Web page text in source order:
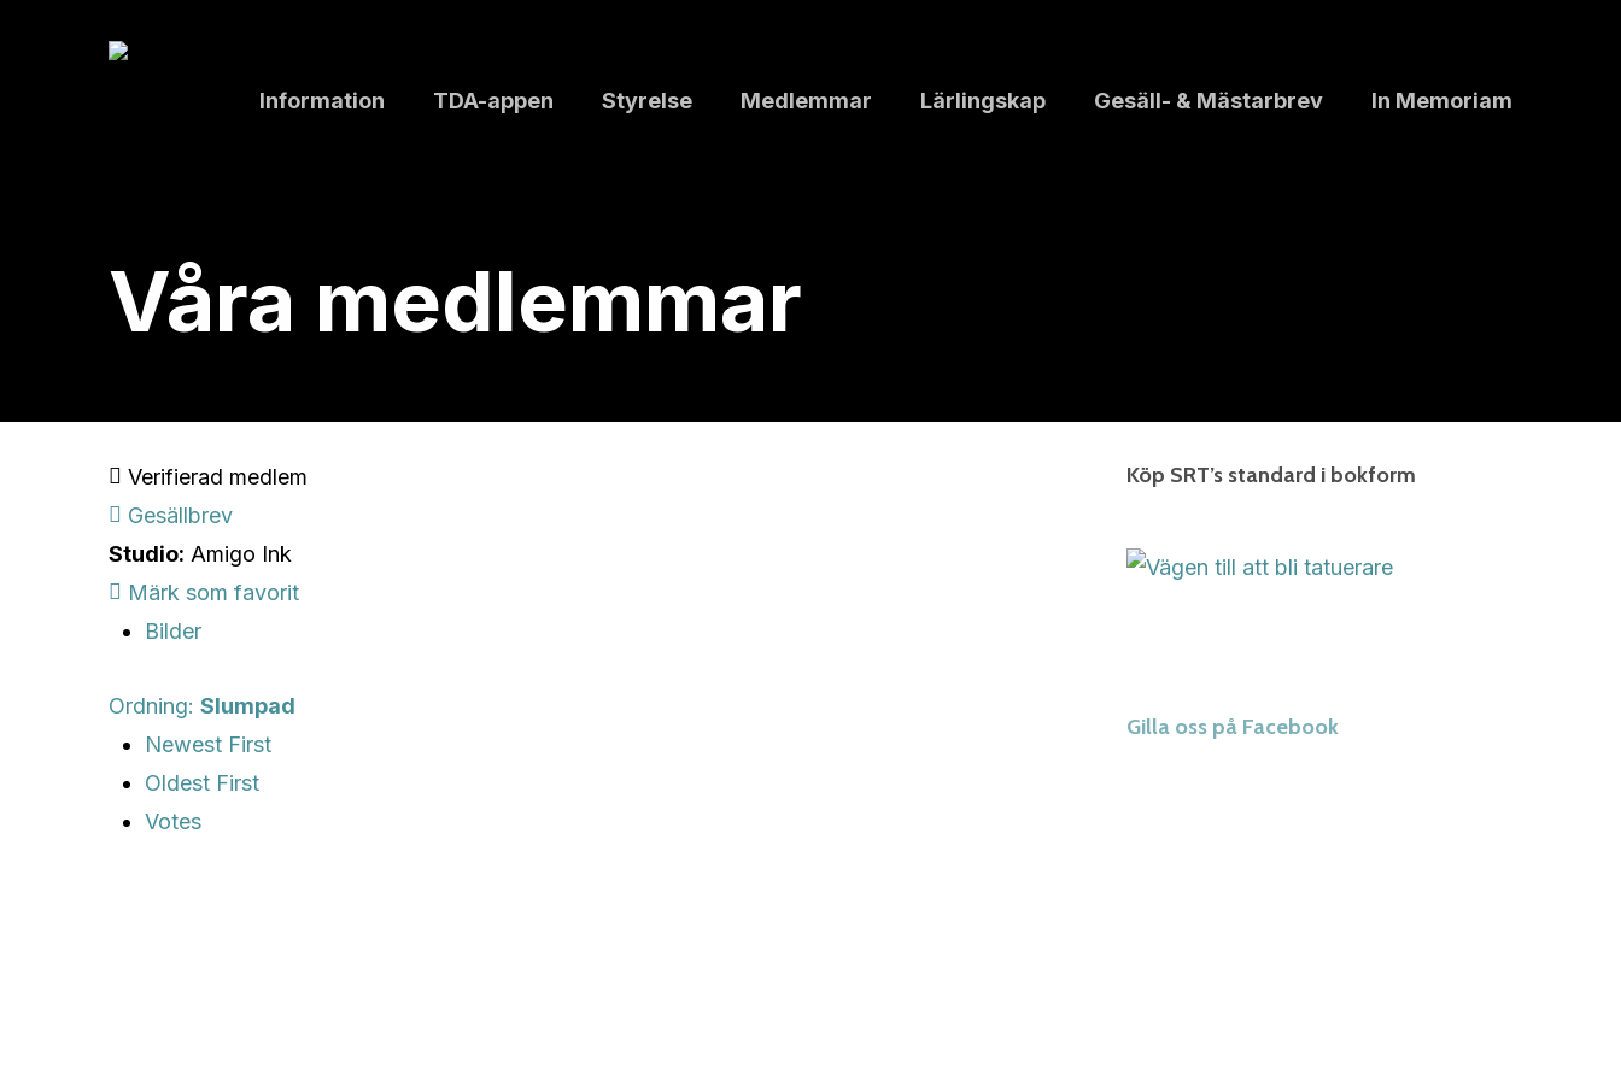
Information TDA-appen Styrelse Medlemmar Lärlingskap Gesäll- & Mästarbrev In Memoriam
Våra medlemmar
Verifierad medlem
Gesällbrev
Studio: Amigo Ink
Märk som favorit
Bilder
Ordning: Slumpad
Newest First
Oldest First
Votes
Köp SRT’s standard i bokform
Gilla oss på Facebook